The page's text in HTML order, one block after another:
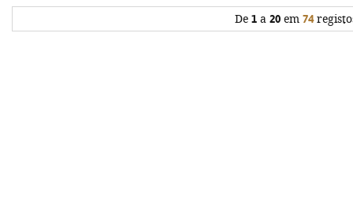
De 1a 20em 74